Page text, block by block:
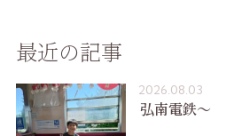
最近の記事
2026.08.03
弘南電鉄〜